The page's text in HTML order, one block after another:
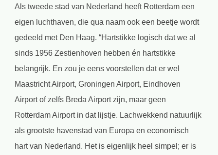
Als tweede stad van Nederland heeft Rotterdam een
eigen luchthaven, die qua naam ook een beetje wordt
gedeeld met Den Haag. “Hartstikke logisch dat we al
sinds 1956 Zestienhoven hebben én hartstikke
belangrijk. En zou je eens voorstellen dat er wel
Maastricht Airport, Groningen Airport, Eindhoven
Airport of zelfs Breda Airport zijn, maar geen
Rotterdam Airport in dat lijstje. Lachwekkend natuurlijk
als grootste havenstad van Europa en economisch
hart van Nederland. Het is eigenlijk heel simpel; er is